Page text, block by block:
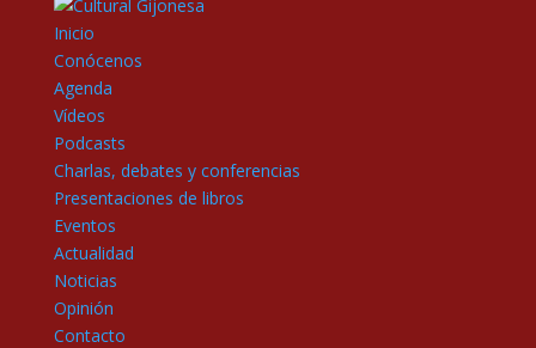
Inicio
Conócenos
Agenda
Vídeos
Podcasts
Charlas, debates y conferencias
Presentaciones de libros
Eventos
Actualidad
Noticias
Opinión
Contacto